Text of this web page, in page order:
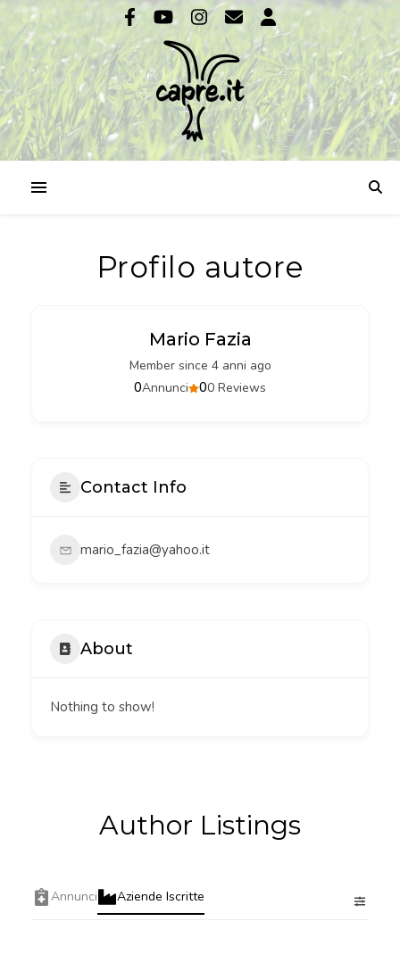
Profilo autore
Mario Fazia
Member since 4 anni ago
00 Reviews
0Annunci
Contact Info
mario_fazia@yahoo.it
About
Nothing to show!
Author Listings
Annunci Aziende Iscritte